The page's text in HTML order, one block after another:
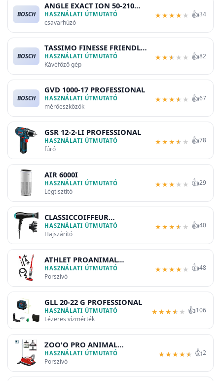
BOSCH
ANGLE EXACT ION 50-210
PROFESSIONAL
HASZNÁLATI ÚTMUTATÓ
csavarhúzó
★★★★ ★ 👍34
BOSCH
TASSIMO FINESSE FRIENDLY
TAS163E
HASZNÁLATI ÚTMUTATÓ
Kávéfőző gép
★★★ ★ ★ 👍82
BOSCH
GVD 1000-17 PROFESSIONAL
HASZNÁLATI ÚTMUTATÓ
mérőeszközök
★★★★ ★ 👍67
GSR 12-2-LI PROFESSIONAL
HASZNÁLATI ÚTMUTATÓ
fúró
★★★★ ★ 👍78
AIR 6000I
HASZNÁLATI ÚTMUTATÓ
Légtisztító
★★★ ★ ★ 👍29
CLASSICCOIFFEUR
PHD7962DIC
HASZNÁLATI ÚTMUTATÓ
Hajszárító
★★★★ ★ 👍40
ATHLET PROANIMAL
BCH6ZOOO
HASZNÁLATI ÚTMUTATÓ
Porszívó
★★★★ ★ 👍48
GLL 20-22 G PROFESSIONAL
HASZNÁLATI ÚTMUTATÓ
Lézeres vízmérték
★★★★ ★ 👍106
ZOO'O PRO ANIMAL
BSGL5ZOOO1
HASZNÁLATI ÚTMUTATÓ
Porszívó
★★★★★ 👍2